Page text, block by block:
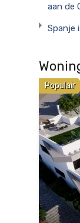
aan de
Spanje
Populair